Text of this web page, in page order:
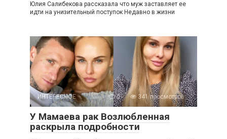
Юлия Салибекова рассказала что муж заставляет ее
идти на унизительный поступок Недавно в жизни
ИНТЕРЕСНОЕ 0 341 просмотров
У Мамаева рак Возлюбленная
раскрыла подробности